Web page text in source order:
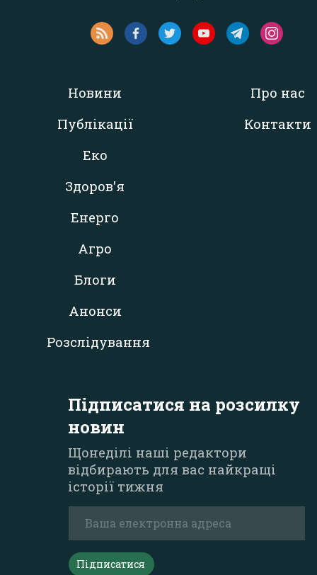
Новини
Публікації
Еко
Здоров'я
Енерго
Агро
Блоги
Анонси
Розслідування
Про нас
Контакти
Підписатися на розсилку
новин
Щонеділі наші редактори
відбирають для вас найкращі
історії тижня
Підписатися